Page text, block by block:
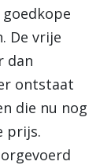
De vrije
dan
ontstaat
die nu nog
prijs.